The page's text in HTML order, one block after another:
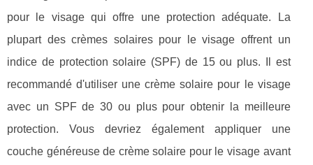
pour le visage qui offre une protection adéquate. La
plupart des crèmes solaires pour le visage offrent un
indice de protection solaire (SPF) de 15 ou plus. Il est
recommandé d'utiliser une crème solaire pour le visage
avec un SPF de 30 ou plus pour obtenir la meilleure
protection. Vous devriez également appliquer une
couche généreuse de crème solaire pour le visage avant